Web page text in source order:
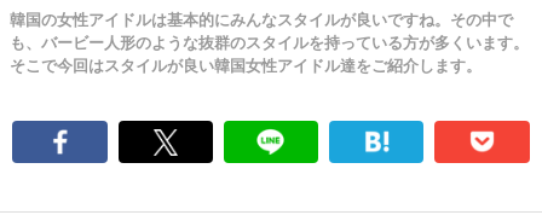
韓国の女性アイドルは基本的にみんなスタイルが良いですね。その中で
も、バービー人形のような抜群のスタイルを持っている方が多くいます。
そこで今回はスタイルが良い韓国女性アイドル達をご紹介します。